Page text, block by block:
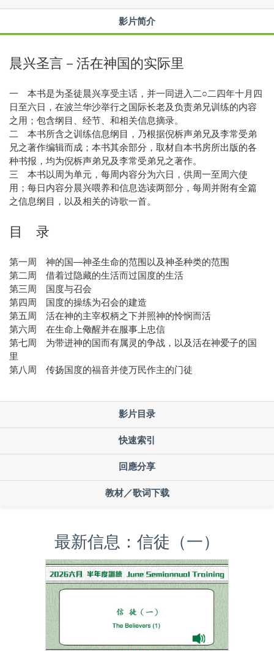
影片简介
晨兴圣言－活在神国的实际里
一 本书是为圣徒晨兴享受主话，并一同进入二○二四年十月四
日至六日，在波兰华沙举行之国际长老及负责弟兄训练的内容
之用；包含纲目、经节、和相关信息摘录。
二 本书所含之训练信息纲目，乃根据倪柝声弟兄及李常受弟
兄之著作编辑而成；本书其余部分，取材自本书房所出版的各
种书报，均为倪柝声弟兄及李常受弟兄之著作。
三 本书以周为单元，每周内容分为六日，供周一至周六使
用；每日内容分晨兴喂养和信息选读两部分，每周并附有全篇
之信息纲目，以及相关的诗歌一首。
目 录
第一周 神的国—神圣生命的范围以及神圣种类的范围
第二周 借着过隐藏的生活而过国度的生活
第三周 国度与召会
第四周 国度的操练为召会的建造
第五周 活在神的主宰权柄之下并照神的怜悯而活
第六周 在生命上儆醒并在服事上忠信
第七周 为带进神的国而有属灵的争战，以及活在神爱子的国
里
第八周 传扬国度的福音并使万民作主的门徒
影片目录
快速索引
回應分享
教材／歌词下载
最新信息：信徒（一）